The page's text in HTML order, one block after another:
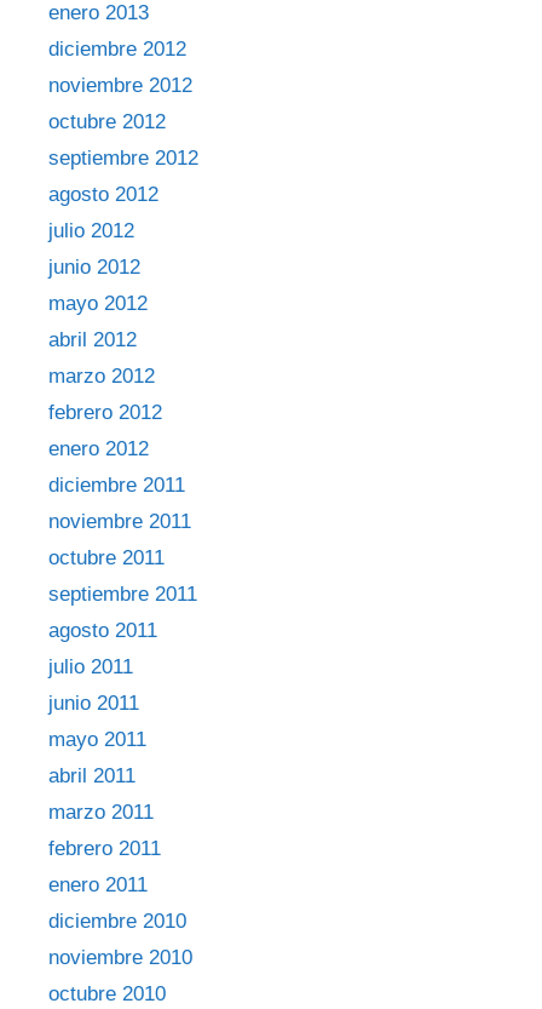
enero 2013
diciembre 2012
noviembre 2012
octubre 2012
septiembre 2012
agosto 2012
julio 2012
junio 2012
mayo 2012
abril 2012
marzo 2012
febrero 2012
enero 2012
diciembre 2011
noviembre 2011
octubre 2011
septiembre 2011
agosto 2011
julio 2011
junio 2011
mayo 2011
abril 2011
marzo 2011
febrero 2011
enero 2011
diciembre 2010
noviembre 2010
octubre 2010